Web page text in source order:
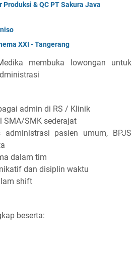
& QC PT Sakura Java
XXI - Tangerang
membuka lowongan untuk
admin di RS / Klinik
SMA/SMK sederajat
administrasi pasien umum, BPJS
dalam tim
dan disiplin waktu
shift
beserta: